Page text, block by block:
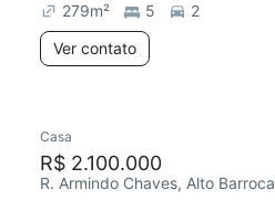
279m² 5
2
Ver contato
Casa
R$ 2.100.000
R. Armindo Chaves, Alto Barroca